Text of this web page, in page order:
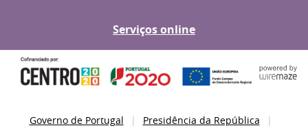
Serviços online
Governo de Portugal
Presidência da República